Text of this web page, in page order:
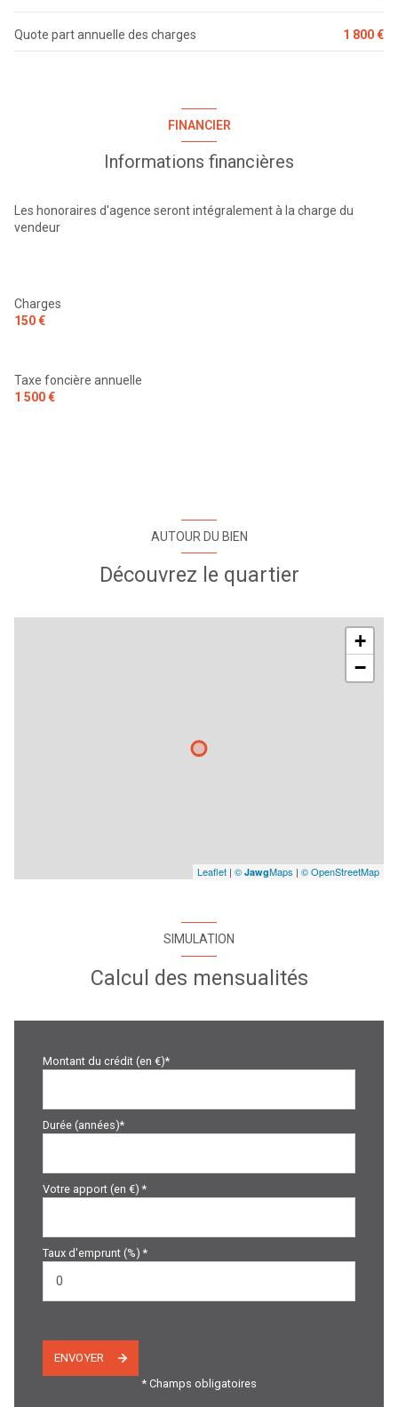
Quote part annuelle des charges 1 800 €
FINANCIER
Informations financières
Les honoraires d'agence seront intégralement à la charge du
vendeur
Charges
150 €
Taxe foncière annuelle
1 500 €
AUTOUR DU BIEN
Découvrez le quartier
+
−
Leaflet | © JawgMaps | © OpenStreetMap
SIMULATION
Calcul des mensualités
Montant du crédit (en €)*
Durée (années)*
Votre apport (en €) *
Taux d'emprunt (%) *
ENVOYER
* Champs obligatoires